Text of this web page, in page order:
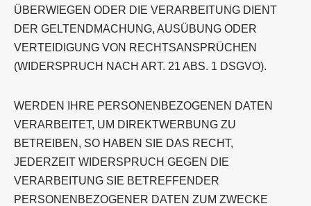
ÜBERWIEGEN ODER DIE VERARBEITUNG DIENT
DER GELTENDMACHUNG, AUSÜBUNG ODER
VERTEIDIGUNG VON RECHTSANSPRÜCHEN
(WIDERSPRUCH NACH ART. 21 ABS. 1 DSGVO).
WERDEN IHRE PERSONENBEZOGENEN DATEN
VERARBEITET, UM DIREKTWERBUNG ZU
BETREIBEN, SO HABEN SIE DAS RECHT,
JEDERZEIT WIDERSPRUCH GEGEN DIE
VERARBEITUNG SIE BETREFFENDER
PERSONENBEZOGENER DATEN ZUM ZWECKE